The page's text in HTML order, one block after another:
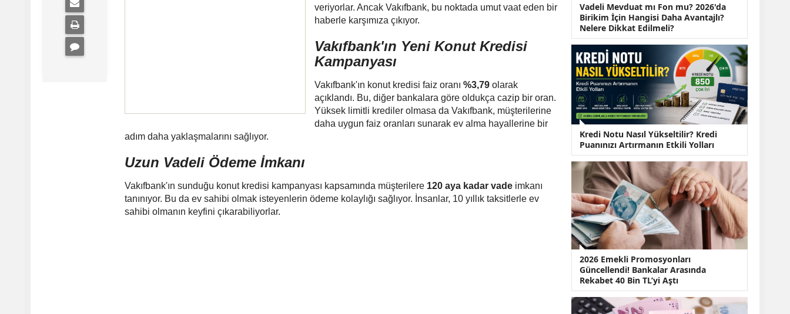
veriyorlar. Ancak Vakıfbank, bu noktada umut vaat eden bir
haberle karşımıza çıkıyor.
Vakıfbank'ın Yeni Konut Kredisi
Kampanyası
Vakıfbank'ın konut kredisi faiz oranı %3,79 olarak
açıklandı. Bu, diğer bankalara göre oldukça cazip bir oran.
Yüksek limitli krediler olmasa da Vakıfbank, müşterilerine
daha uygun faiz oranları sunarak ev alma hayallerine bir
adım daha yaklaşmalarını sağlıyor.
Uzun Vadeli Ödeme İmkanı
Vakıfbank'ın sunduğu konut kredisi kampanyası kapsamında müşterilere 120 aya kadar vade imkanı
tanınıyor. Bu da ev sahibi olmak isteyenlerin ödeme kolaylığı sağlıyor. İnsanlar, 10 yıllık taksitlerle ev
sahibi olmanın keyfini çıkarabiliyorlar.
Temmuz 2026 Maaş
Zammı Netleşiyor!
Memur, Emekli ve
Sosyal Yardımlarda
Yeni Oranlar
KOSGEB’den
KOBİ’lere Dev
Finansman Hamlesi:
36 Ay Vadeli 30
Milyon TL Destek
Emekli Maaşlarında
Temmuz Hesabı:
Zam Oranı ve Taban
Aylık İçin Yeni
Senaryolar
Vadeli Mevduat mı Fon mu? 2026'da
Birikim İçin Hangisi Daha Avantajlı?
Nelere Dikkat Edilmeli?
Kredi Notu Nasıl Yükseltilir? Kredi
Puanınızı Artırmanın Etkili Yolları
2026 Emekli Promosyonları
Güncellendi! Bankalar Arasında
Rekabet 40 Bin TL’yi Aştı